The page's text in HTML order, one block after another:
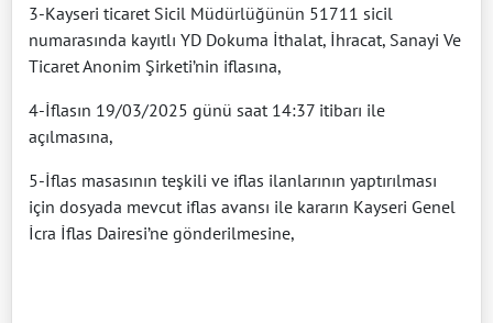
3-Kayseri ticaret Sicil Müdürlüğünün 51711 sicil
numarasında kayıtlı YD Dokuma İthalat, İhracat, Sanayi Ve
Ticaret Anonim Şirketi’nin iflasına,
4-İflasın 19/03/2025 günü saat 14:37 itibarı ile
açılmasına,
5-İflas masasının teşkili ve iflas ilanlarının yaptırılması
için dosyada mevcut iflas avansı ile kararın Kayseri Genel
İcra İflas Dairesi’ne gönderilmesine,